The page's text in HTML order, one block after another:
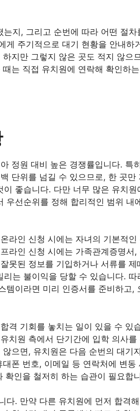
지, 그리고 순번에 따라 어떤 절차
게 주기적으로 대기 현황을 안내하
지만 그렇지 않은 곳도 적지 않으
는 직접 유치원에 연락해 확인하
정원 대비 높은 경쟁률입니다. 특
단위를 넘길 수 있으므로, 한 곳만
좋습니다. 다만 너무 많은 유치원
우선순위를 정해 합리적인 범위 내
라인 신청 시에는 자녀의 기본적인
라인 신청 시에는 가족관계증명서,
못된 정보를 기입하거나 서류를 제
는 불이익을 당할 수 있습니다. 따
템이라면 미리 인증서를 준비하고,
격 기회를 놓치는 일이 있을 수 있
치원 측에서 단기간에 입학 의사를
으면, 유치원은 다음 순번의 대기
폰 번호, 이메일 등 연락처에 변동
확인을 철저히 하는 습관이 필요합
다. 만약 다른 유치원에 먼저 합격